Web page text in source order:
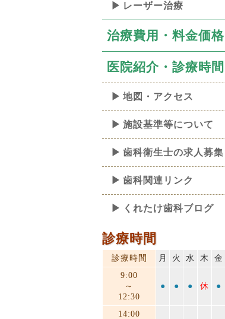
レーザー治療
治療費用・料金価格
医院紹介・診療時間
地図・アクセス
施設基準等について
歯科衛生士の求人募集
歯科関連リンク
くれたけ歯科ブログ
診療時間
診療時間 月 火 水 木 金
9:00
～
12:30
● ● ● 休 ●
14:00